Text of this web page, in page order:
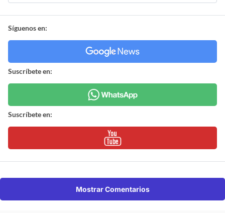
Síguenos en:
Suscríbete en:
Suscríbete en:
Mostrar Comentarios